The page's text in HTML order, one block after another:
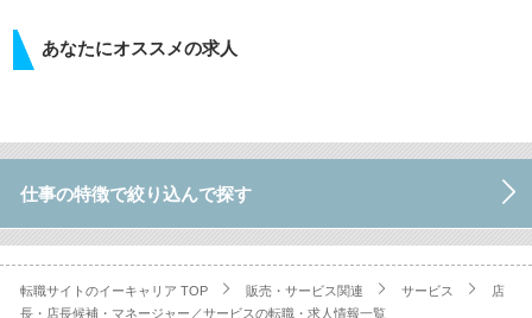
あなたにオススメの求人
仕事の特徴で絞り込んで探す
転職サイトのイーキャリア TOP 販売・サービス関連 サービス
店
長・店長候補・マネージャー／サービスの転職・求人情報一覧